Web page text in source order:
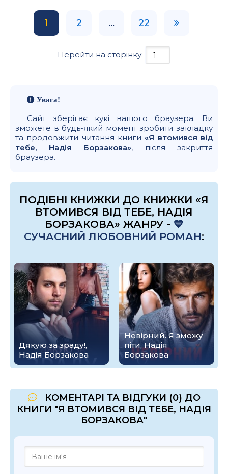
1 2 ... 22
Перейти на сторінку:
Увага!
Сайт зберігає кукі вашого браузера. Ви
зможете в будь-який момент зробити закладку
та продовжити читання книги «Я втомився від
тебе, Надія Борзакова», після закриття
браузера.
ПОДІБНІ КНИЖКИ ДО КНИЖКИ «Я
ВТОМИВСЯ ВІД ТЕБЕ, НАДІЯ
БОРЗАКОВА» ЖАНРУ - 💙
СУЧАСНИЙ ЛЮБОВНИЙ РОМАН:
Дякую за зраду!,
Надія Борзакова
Невірний. Я зможу
піти, Надія
Борзакова
КОМЕНТАРІ ТА ВІДГУКИ (0) ДО
КНИГИ "Я ВТОМИВСЯ ВІД ТЕБЕ, НАДІЯ
БОРЗАКОВА"